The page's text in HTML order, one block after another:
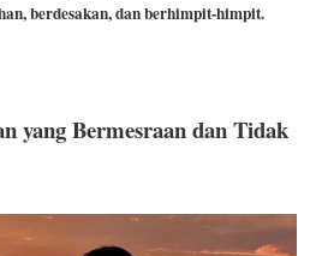
berdesakan, dan berhimpit-himpit.
yang Bermesraan dan Tidak